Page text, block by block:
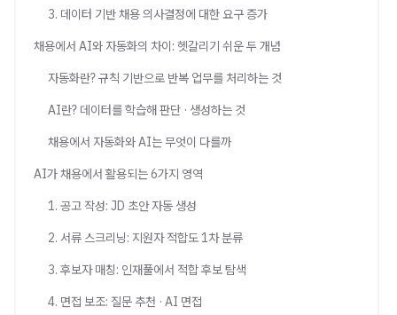
3. 데이터 기반 채용 의사결정에 대한 요구 증가
채용에서 AI와 자동화의 차이: 헷갈리기 쉬운 두 개념
자동화란? 규칙 기반으로 반복 업무를 처리하는 것
AI란? 데이터를 학습해 판단 · 생성하는 것
채용에서 자동화와 AI는 무엇이 다를까
AI가 채용에서 활용되는 6가지 영역
1. 공고 작성: JD 초안 자동 생성
2. 서류 스크리닝: 지원자 적합도 1차 분류
3. 후보자 매칭: 인재풀에서 적합 후보 탐색
4. 면접 보조: 질문 추천 · AI 면접